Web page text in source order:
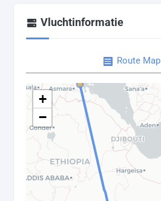
Vluchtinformatie
Route Map
+
−